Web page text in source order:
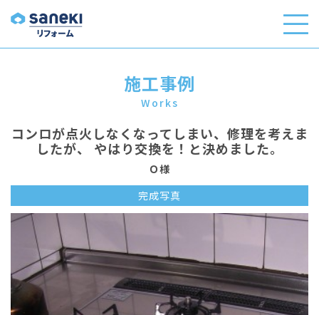
施工事例
Works
コンロが点火しなくなってしまい、修理を考えま
したが、 やはり交換を！と決めました。
Ｏ様
完成写真